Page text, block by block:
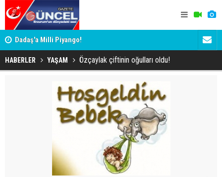
Dadaş'a Milli Piyango!
HABERLER YAŞAM Özçaylak çiftinin oğulları oldu!